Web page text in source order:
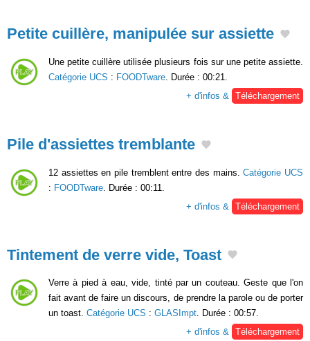
Petite cuillère, manipulée sur assiette
Une petite cuillère utilisée plusieurs fois sur une petite assiette.
Catégorie UCS : FOODTware . Durée : 00:21.
+ d'infos &
Téléchargement
Pile d'assiettes tremblante
12 assiettes en pile tremblent entre des mains.Catégorie UCS
: FOODTware . Durée : 00:11.
+ d'infos &
Téléchargement
Tintement de verre vide, Toast
Verre à pied à eau, vide, tinté par un couteau. Geste que l'on
fait avant de faire un discours, de prendre la parole ou de porter
un toast. Catégorie UCS : GLASImpt. Durée : 00:57.
+ d'infos & Téléchargement